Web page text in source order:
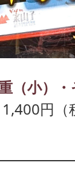
（小）
円（